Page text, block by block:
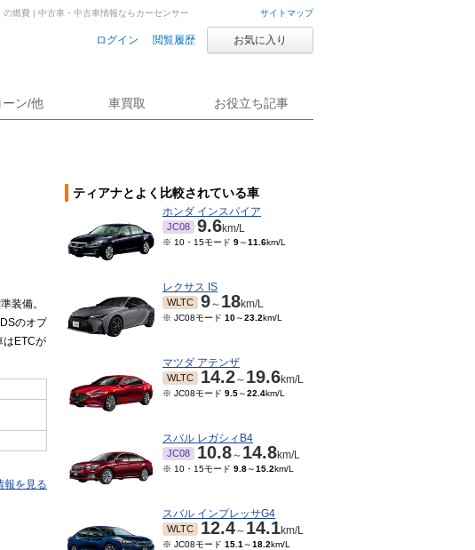
サイトマップ
ログイン 閲覧履歴 お気に入り
ン/他 車買取 お役立ち記事
燃費 | 中古車・中古車情報ならカーセンサー
装備。
のオプ
はETCが
報を見る
ティアナとよく比較されている車
ホンダ インスパイア
JC08 9.6km/L
※ 10・15モード 9～11.6km/L
レクサス IS
WLTC 9～ 18km/L
※ JC08モード 10～23.2km/L
マツダ アテンザ
WLTC 14.2～ 19.6km/L
※ JC08モード 9.5～22.4km/L
スバル レガシィB4
JC08 10.8～ 14.8km/L
※ 10・15モード 9.8～15.2km/L
スバル インプレッサG4
WLTC 12.4～ 14.1km/L
※ JC08モード 15.1 ～18.2km/L